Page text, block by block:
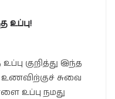
உப்பு!
குறித்து இந்த
உணவிற்குச் சுவை
உப்பு நமது